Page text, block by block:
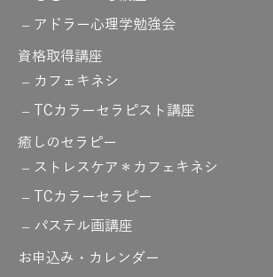
アドラー心理学勉強会
資格取得講座
カフェキネシ
TCカラーセラピスト講座
癒しのセラピー
ストレスケア＊カフェキネシ
TCカラーセラピー
パステル画講座
お申込み・カレンダー